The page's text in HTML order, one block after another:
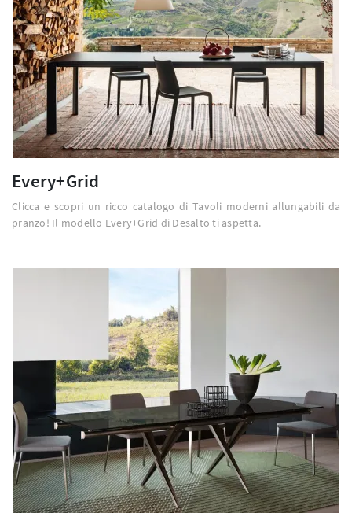
Every+Grid
Clicca e scopri un ricco catalogo di Tavoli moderni allungabili da
pranzo! Il modello Every+Grid di Desalto ti aspetta.